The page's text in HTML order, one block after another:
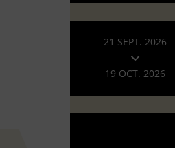
21 SEPT. 2026
19 OCT. 2026